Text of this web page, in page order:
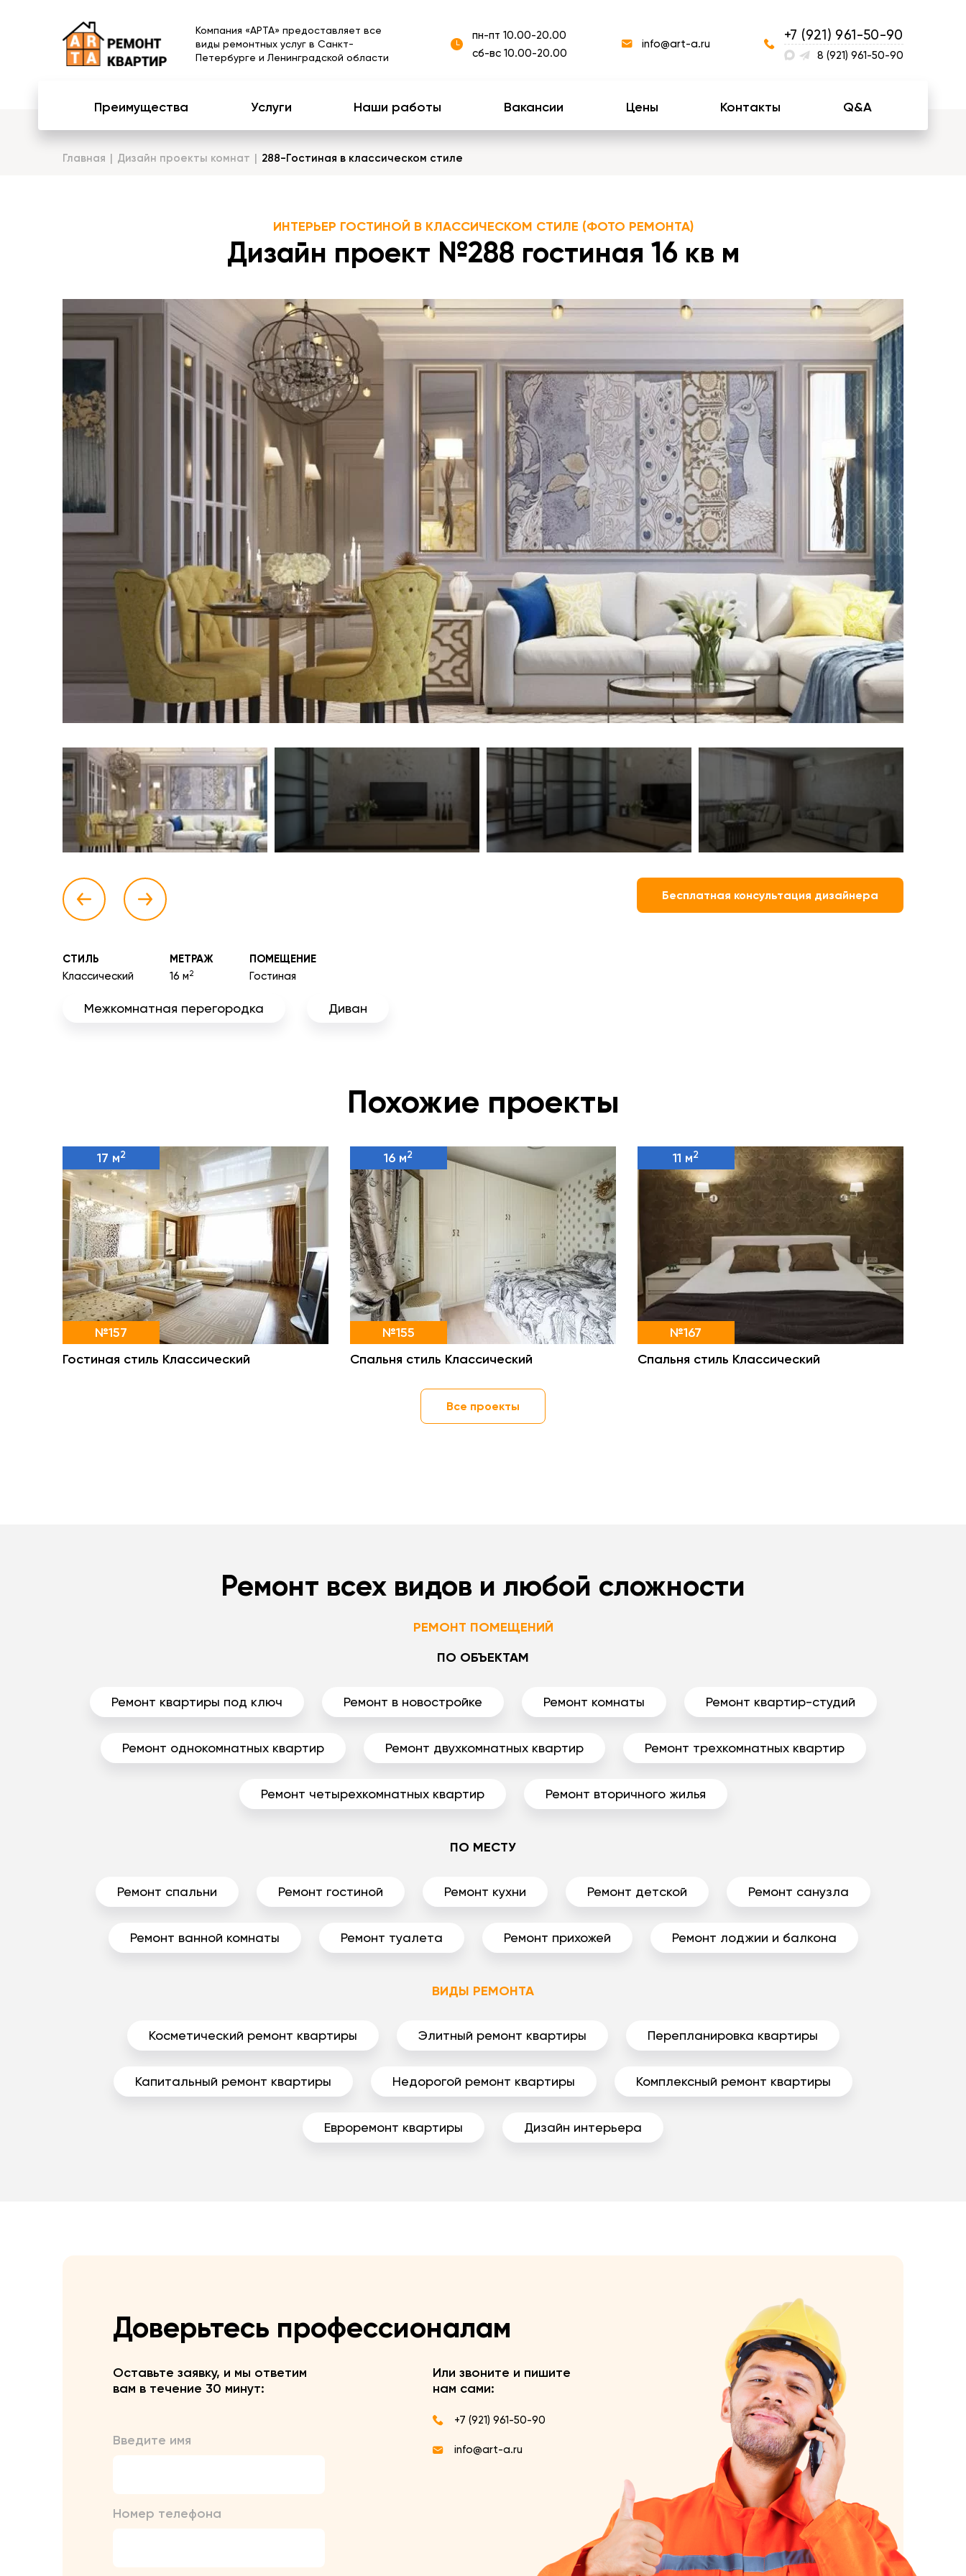
Компания «АРТА» предоставляет все
виды ремонтных услуг в Санкт-
Петербурге и Ленинградской области
пн-пт 10.00-20.00
сб-вс 10.00-20.00
info@art-a.ru
+7 (921) 961-50-90
8 (921) 961-50-90
Преимущества Услуги Наши работы Вакансии Цены Контакты Q&A
Главная Дизайн проекты комнат 288-Гостиная в классическом стиле
ИНТЕРЬЕР ГОСТИНОЙ В КЛАССИЧЕСКОМ СТИЛЕ (ФОТО РЕМОНТА)
Дизайн проект №288 гостиная 16 кв м
Бесплатная консультация дизайнера
СТИЛЬ
Классический
МЕТРАЖ
16 м2
ПОМЕЩЕНИЕ
Гостиная
Межкомнатная перегородка Диван
Похожие проекты
17 м2
№157
Гостиная стиль Классический
16 м2
№155
Спальня стиль Классический
11 м2
№167
Спальня стиль Классический
Все проекты
Ремонт всех видов и любой сложности
РЕМОНТ ПОМЕЩЕНИЙ
ПО ОБЪЕКТАМ
Ремонт квартиры под ключ Ремонт в новостройке Ремонт комнаты Ремонт квартир-студий
Ремонт однокомнатных квартир Ремонт двухкомнатных квартир Ремонт трехкомнатных квартир
Ремонт четырехкомнатных квартир Ремонт вторичного жилья
ПО МЕСТУ
Ремонт спальни Ремонт гостиной Ремонт кухни Ремонт детской Ремонт санузла
Ремонт ванной комнаты Ремонт туалета Ремонт прихожей Ремонт лоджии и балкона
ВИДЫ РЕМОНТА
Косметический ремонт квартиры Элитный ремонт квартиры Перепланировка квартиры
Капитальный ремонт квартиры Недорогой ремонт квартиры Комплексный ремонт квартиры
Евроремонт квартиры Дизайн интерьера
Доверьтесь профессионалам
Оставьте заявку, и мы ответим
вам в течение 30 минут:
Введите имя
Номер телефона
Или звоните и пишите
нам сами:
+7 (921) 961-50-90
info@art-a.ru